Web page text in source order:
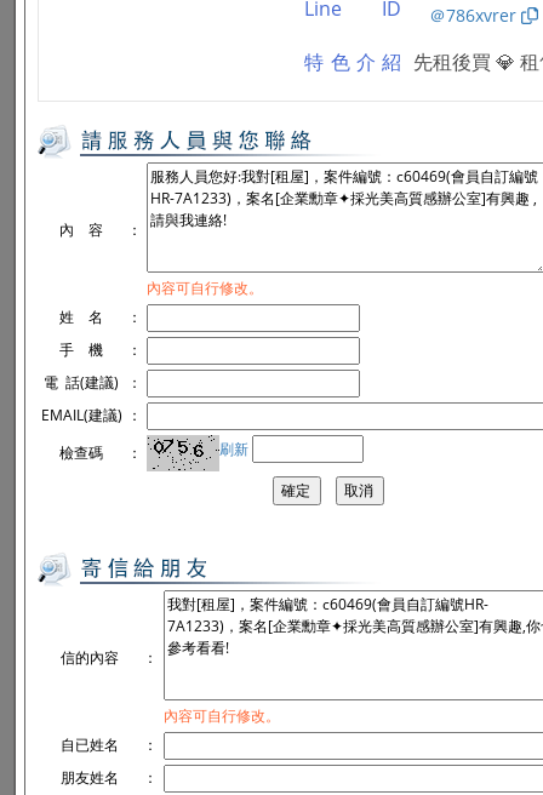
Line ID
＠786xvrer
特色介紹
內 容 ：
內容可自行修改。
姓 名
：
手 機
：
電 話(建議)
：
EMAIL(建議) ：
檢查碼
： 刷新
信的內容 ：
內容可自行修改。
自已姓名
：
朋友姓名
：